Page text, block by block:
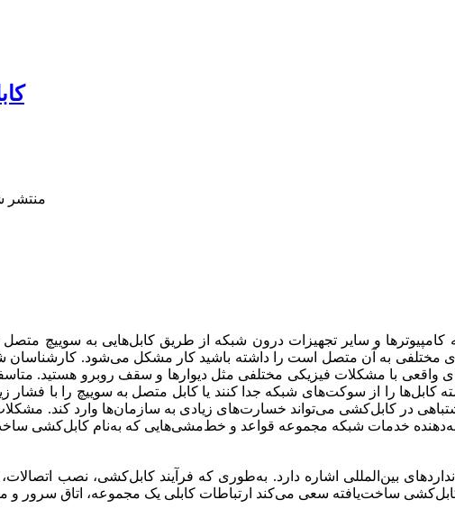
منتشر شده
و سایر تجهیزات درون شبکه از طریق کابل‌هایی به سوییچ متصل
مختلفی به آن متصل است را داشته باشید کار مشکل می‌شود. کارشناسان
با مشکلات فیزیکی مختلفی مثل دیوارها و سقف روبرو هستید.
کابل‌ها را از سوکت‌های شبکه جدا کنند یا کابل متصل به سوییچ را با
در کابل‌کشی می‌تواند خسارت‌های زیادی به سازمان‌ها وارد کند.
بین‌المللی اشاره دارد. به‌طوری که فرآیند کابل‌کشی، نصب اتصالات،